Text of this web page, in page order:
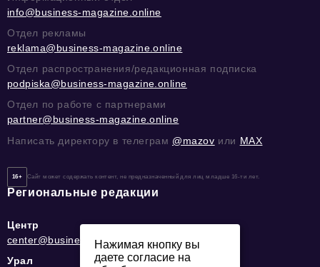
info@business-magazine.online
Отдел рекламы
reklama@business-magazine.online
Отдел распространения/редакционная подписка
podpiska@business-magazine.online
Отдел по работе с партнерами
partner@business-magazine.online
Написать директору в телеграм @mazov или MAX
16+ Сайт может содержать контент, не предназначенный для лиц младше 16-ти лет.
Региональные редакции
Центр
center@business-magazine.online
Урал
Нажимая кнопку вы
даете согласие на